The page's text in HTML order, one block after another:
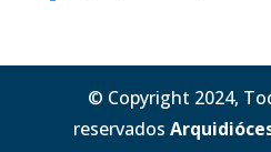
© Copyright 2024,
reservados